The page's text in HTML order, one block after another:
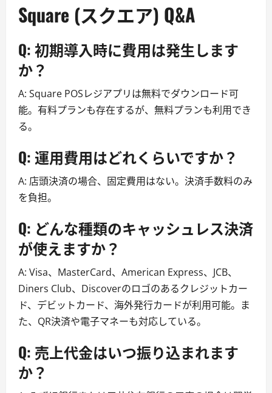
Square (スクエア) Q&A
Q: 初期導入時に費用は発生します
か？
A: Square POSレジアプリは無料でダウンロード可
能。有料プランも存在するが、無料プランも利用でき
る。
Q: 運用費用はどれくらいですか？
A: 店頭決済の場合、固定費用はない。決済手数料のみ
を負担。
Q: どんな種類のキャッシュレス決済
が使えますか？
A: Visa、MasterCard、American Express、JCB、
Diners Club、Discoverのロゴのあるクレジットカー
ド、デビットカード、海外発行カードが利用可能。ま
た、QR決済や電子マネーも対応している。
Q: 売上代金はいつ振り込まれます
か？